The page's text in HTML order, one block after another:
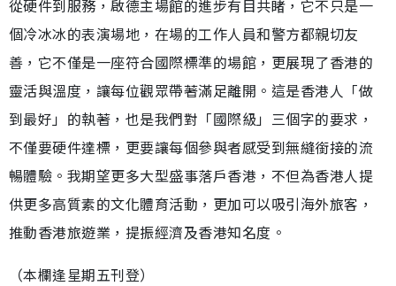
從硬件到服務，啟德主場館的進步有目共睹，它不只是一
個冷冰冰的表演場地，在場的工作人員和警方都親切友
善，它不僅是一座符合國際標準的場館，更展現了香港的
靈活與溫度，讓每位觀眾帶著滿足離開。這是香港人「做
到最好」的執著，也是我們對「國際級」三個字的要求，
不僅要硬件達標，更要讓每個參與者感受到無縫銜接的流
暢體驗。我期望更多大型盛事落戶香港，不但為香港人提
供更多高質素的文化體育活動，更加可以吸引海外旅客，
推動香港旅遊業，提振經濟及香港知名度。
（本欄逢星期五刊登）